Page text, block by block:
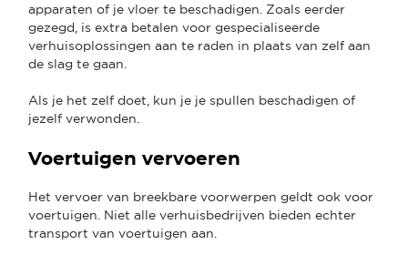
apparaten of je vloer te beschadigen. Zoals eerder
gezegd, is extra betalen voor gespecialiseerde
verhuisoplossingen aan te raden in plaats van zelf aan
de slag te gaan.
Als je het zelf doet, kun je je spullen beschadigen of
jezelf verwonden.
Voertuigen vervoeren
Het vervoer van breekbare voorwerpen geldt ook voor
voertuigen. Niet alle verhuisbedrijven bieden echter
transport van voertuigen aan.